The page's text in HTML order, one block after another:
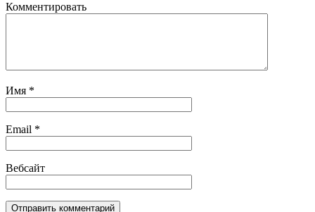
Комментировать
Имя *
Email *
Вебсайт